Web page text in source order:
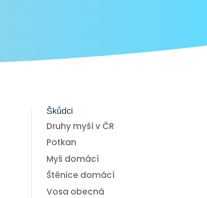
Škůdci
Druhy myší v ČR
Potkan
Myš domácí
Štěnice domácí
Vosa obecná